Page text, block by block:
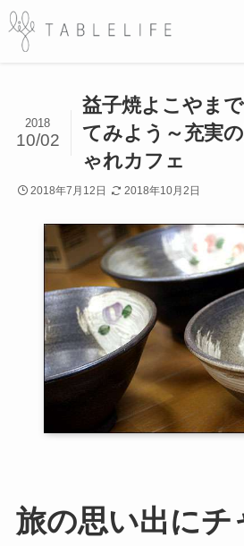
益子焼よこやま
てみよう～充実
ゃれカフェ
2018
10/02
2018年7月12日 2018年10月2日
旅の思い出にチ